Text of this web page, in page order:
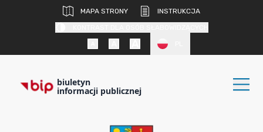
MAPA STRONY
INSTRUKCJA
biuletyn
informacji publicznej